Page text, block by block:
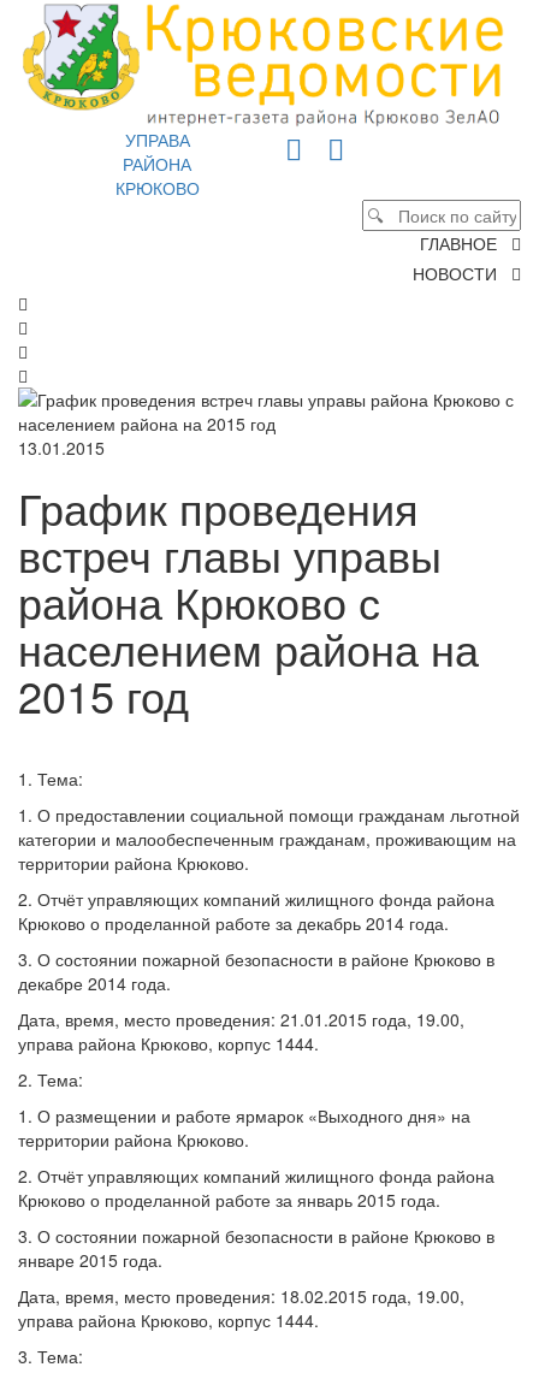
УПРАВА
РАЙОНА
КРЮКОВО
ГЛАВНОЕ
НОВОСТИ
13.01.2015
График проведения
встреч главы управы
района Крюково с
населением района на
2015 год
1. Тема:
1. О предоставлении социальной помощи гражданам льготной
категории и малообеспеченным гражданам, проживающим на
территории района Крюково.
2. Отчёт управляющих компаний жилищного фонда района
Крюково о проделанной работе за декабрь 2014 года.
3. О состоянии пожарной безопасности в районе Крюково в
декабре 2014 года.
Дата, время, место проведения: 21.01.2015 года, 19.00,
управа района Крюково, корпус 1444.
2. Тема:
1. О размещении и работе ярмарок «Выходного дня» на
территории района Крюково.
2. Отчёт управляющих компаний жилищного фонда района
Крюково о проделанной работе за январь 2015 года.
3. О состоянии пожарной безопасности в районе Крюково в
январе 2015 года.
Дата, время, место проведения: 18.02.2015 года, 19.00,
управа района Крюково, корпус 1444.
3. Тема: